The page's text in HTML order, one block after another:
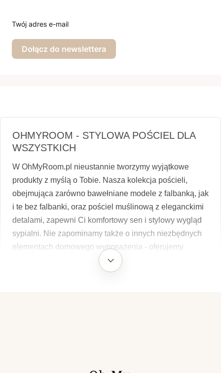
Twój adres e-mail
Dołącz do newslettera
OHMYROOM - STYLOWA POŚCIEL DLA
WSZYSTKICH
W OhMyRoom.pl nieustannie tworzymy wyjątkowe
produkty z myślą o Tobie. Nasza kolekcja pościeli,
obejmująca zarówno bawełniane modele z falbanką, jak
i te bez falbanki, oraz pościel muślinową z eleganckimi
detalami, zapewni Ci komfortowy sen i stylowy wygląd
sypialni. Nie zapominamy także o innych niezbędnych
elementach domowego wyposażenia - oferujemy
również wysokiej jakości prześcieradła, nakrycia stołu,
zasłony, firany oraz dekoracyjne poduszki. Nasze